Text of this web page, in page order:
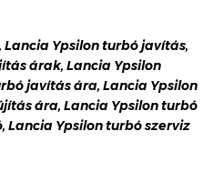
Ypsilon turbó javítás,
árak, Lancia Ypsilon
javítás ára, Lancia Ypsilon
ára, Lancia Ypsilon turbó
Lancia Ypsilon turbó szerviz